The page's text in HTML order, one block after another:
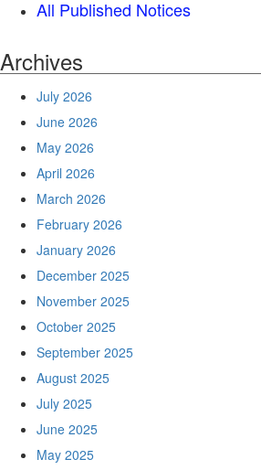
All Published Notices
Archives
July 2026
June 2026
May 2026
April 2026
March 2026
February 2026
January 2026
December 2025
November 2025
October 2025
September 2025
August 2025
July 2025
June 2025
May 2025